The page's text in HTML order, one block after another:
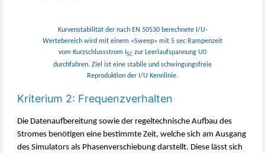
Kurvenstabilität der nach EN 50530 berechnete I/U-
Wertebereich wird mit einem «Sweep» mit 5 sec Rampenzeit
vom Kurzschlussstrom I SC zur Leerlaufspannung U0
durchfahren. Ziel ist eine stabile und schwingungsfreie
Reproduktion der I/U Kennlinie.
Kriterium 2: Frequenzverhalten
Die Datenaufbereitung sowie der regeltechnische Aufbau des
Stromes benötigen eine bestimmte Zeit, welche sich am Ausgang
des Simulators als Phasenverschiebung darstellt. Diese lässt sich